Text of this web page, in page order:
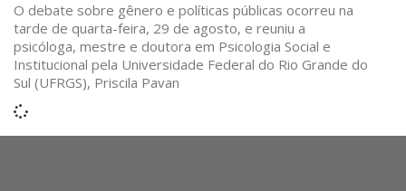
O debate sobre gênero e políticas públicas ocorreu na
tarde de quarta-feira, 29 de agosto, e reuniu a
psicóloga, mestre e doutora em Psicologia Social e
Institucional pela Universidade Federal do Rio Grande do
Sul (UFRGS), Priscila Pavan